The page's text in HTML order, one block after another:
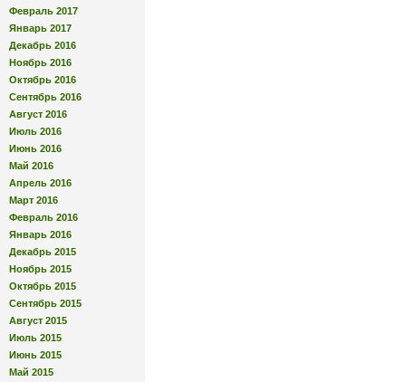
Февраль 2017
Январь 2017
Декабрь 2016
Ноябрь 2016
Октябрь 2016
Сентябрь 2016
Август 2016
Июль 2016
Июнь 2016
Май 2016
Апрель 2016
Март 2016
Февраль 2016
Январь 2016
Декабрь 2015
Ноябрь 2015
Октябрь 2015
Сентябрь 2015
Август 2015
Июль 2015
Июнь 2015
Май 2015